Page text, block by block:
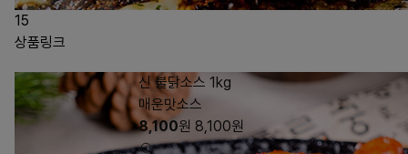
15
상품링크
신 불닭소스 1kg
매운맛소스
8,100원 8,100원